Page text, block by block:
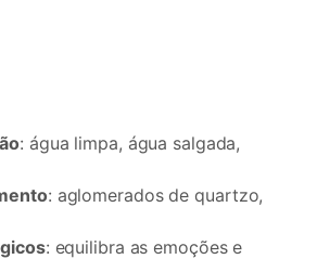
: água limpa, água salgada,
: aglomerados de quartzo,
: equilibra as emoções e